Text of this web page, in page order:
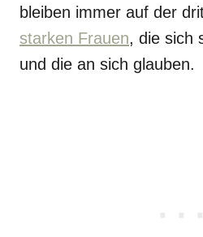
bleiben immer auf der
starken Frauen, die sich
und die an sich glauben.